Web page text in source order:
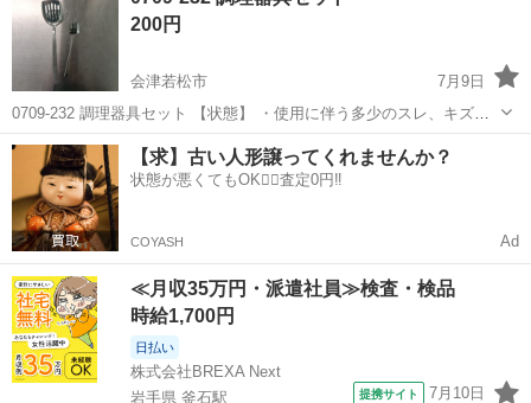
200円
会津若松市
7月9日
0709-232 調理器具セット 【状態】 ・使用に伴う多少のスレ、キズ、
落としきれない汚れなどございます ・詳細は現地でご確認ください ・
お値引きは出来かねますのでご了承願います ※中古品のため、状態に
つ...
福島 会津若松市 調理器具 現地
【求】古い人形譲ってくれませんか？
状態が悪くてもOK🙆‍♀️査定0円‼️
COYASH Ad
≪月収35万円・派遣社員≫検査・検品
時給1,700円
日払い
株式会社BREXA Next
岩手県 釜石駅
提携サイト 7月10日